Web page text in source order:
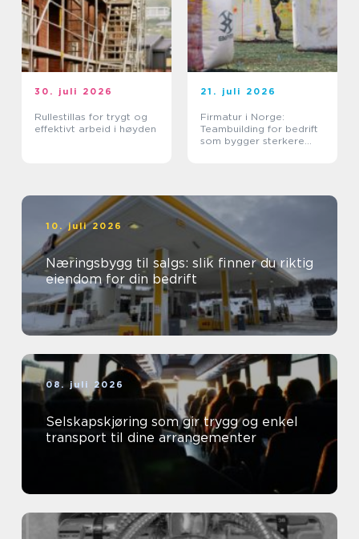
30. juli 2026
Rullestillas for trygt og
effektivt arbeid i høyden
21. juli 2026
Firmatur i Norge:
Teambuilding for bedrift
som bygger sterkere
10. juli 2026
Næringsbygg til salgs: slik finner du riktig
eiendom for din bedrift
08. juli 2026
Selskapskjøring som gir trygg og enkel
transport til dine arrangementer